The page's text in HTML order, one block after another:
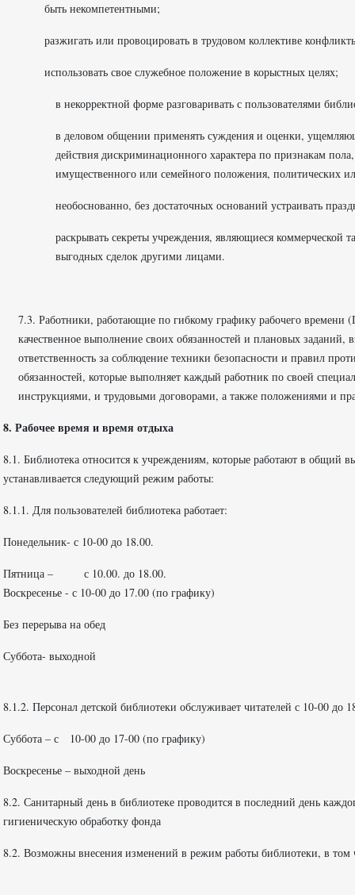
быть некомпетентными;
разжигать или провоцировать в трудовом коллективе
использовать свое служебное положение в корыстных целях;
в некорректной форме разговаривать с пользователями
в деловом общении применять суждения и оценки,
действия дискриминационного характера по признакам
имущественного или семейного положения, политических
необоснованно, без достаточных оснований устраивать
раскрывать секреты учреждения, являющиеся коммерческой
выгодных сделок другими лицами.
7.3. Работники, работающие по гибкому графику рабочего времени
качественное выполнение своих обязанностей и плановых
ответственность за соблюдение техники безопасности и правил
обязанностей, которые выполняет каждый работник по своей
инструкциями, и трудовыми договорами, а также положениями и
8. Рабочее время и время отдыха
8.1. Библиотека относится к учреждениям, которые работают в общий
устанавливается следующий режим работы:
8.1.1. Для пользователей библиотека работает:
Понедельник- с 10-00 до 18.00.
Пятница – с 10.00. до 18.00.
Воскресенье - с 10-00 до 17.00 (по графику)
Без перерыва на обед
Суббота- выходной
8.1.2. Персонал детской библиотеки обслуживает читателей с 10-00 до
Суббота – с 10-00 до 17-00 (по графику)
Воскресенье – выходной день
8.2. Санитарный день в библиотеке проводится в последний день
гигиеническую обработку фонда
8.2. Возможны внесения изменений в режим работы библиотеки, в том